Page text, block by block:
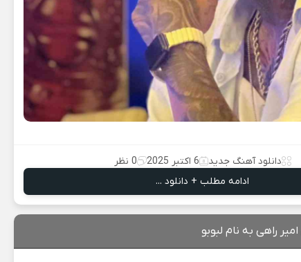
دانلود آهنگ جدید 6 اکتبر 2025
0 نظر
ادامه مطلب + دانلود ...
راهی به نام لبوبو